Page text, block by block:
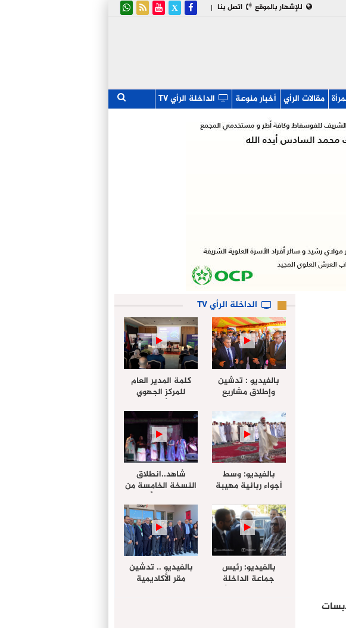
| اتصل بنا للإشهار بالموقع
مقالات الرأي أخبار منوعة الداخلة الرأي TV
الداخلة الرأي TV
بالفيديو : تدشين
وإطلاق مشاريع
لعيد العرش
كلمة المدير العام
للمركز الجهوي
للإستثمار خلال
أشغال لإجتماع
التقييمي للجنة
الجهوية الموحد
لإستثمار بجهة
الداخلة…
بالفيديو: وسط
أجواء ربانية مهيبة
علي خليل ” يؤدي
صلاة عيد الفطر مع
جموع المصلين
شاهد..انطلاق
النسخة الخامسة من
مهرجان “الأمداح
النبوية” المنظم من
طرف مجلس جهة
الداخلة وادي الذهب
بالفيديو: رئيس
جماعة الداخلة
الراغب حرمة الله
بالفيديو .. تدشين
مقر الأكاديمية